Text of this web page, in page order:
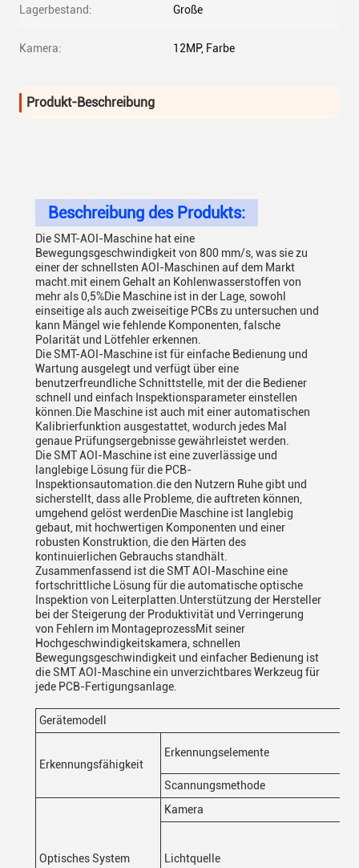
Lagerbestand: Große
Kamera: 12MP, Farbe
Produkt-Beschreibung
Beschreibung des Produkts:
Die SMT-AOI-Maschine hat eine
Bewegungsgeschwindigkeit von 800 mm/s, was sie zu
einer der schnellsten AOI-Maschinen auf dem Markt
macht.mit einem Gehalt an Kohlenwasserstoffen von
mehr als 0,5%Die Maschine ist in der Lage, sowohl
einseitige als auch zweiseitige PCBs zu untersuchen und
kann Mängel wie fehlende Komponenten, falsche
Polarität und Lötfehler erkennen.
Die SMT-AOI-Maschine ist für einfache Bedienung und
Wartung ausgelegt und verfügt über eine
benutzerfreundliche Schnittstelle, mit der die Bediener
schnell und einfach Inspektionsparameter einstellen
können.Die Maschine ist auch mit einer automatischen
Kalibrierfunktion ausgestattet, wodurch jedes Mal
genaue Prüfungsergebnisse gewährleistet werden.
Die SMT AOI-Maschine ist eine zuverlässige und
langlebige Lösung für die PCB-
Inspektionsautomation.die den Nutzern Ruhe gibt und
sicherstellt, dass alle Probleme, die auftreten können,
umgehend gelöst werdenDie Maschine ist langlebig
gebaut, mit hochwertigen Komponenten und einer
robusten Konstruktion, die den Härten des
kontinuierlichen Gebrauchs standhält.
Zusammenfassend ist die SMT AOI-Maschine eine
fortschrittliche Lösung für die automatische optische
Inspektion von Leiterplatten.Unterstützung der Hersteller
bei der Steigerung der Produktivität und Verringerung
von Fehlern im MontageprozessMit seiner
Hochgeschwindigkeitskamera, schnellen
Bewegungsgeschwindigkeit und einfacher Bedienung ist
die SMT AOI-Maschine ein unverzichtbares Werkzeug für
jede PCB-Fertigungsanlage.
Gerätemodell
Erkennungsfähigkeit
Erkennungselemente
Scannungsmethode
Optisches System
Kamera
Lichtquelle